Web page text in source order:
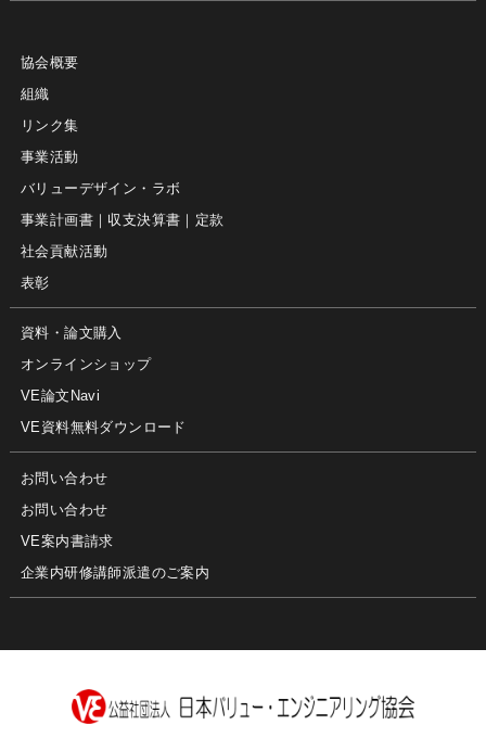
協会概要
組織
リンク集
事業活動
バリューデザイン・ラボ
事業計画書｜収支決算書｜定款
社会貢献活動
表彰
資料・論文購入
オンラインショップ
VE論文Navi
VE資料無料ダウンロード
お問い合わせ
お問い合わせ
VE案内書請求
企業内研修講師派遣のご案内